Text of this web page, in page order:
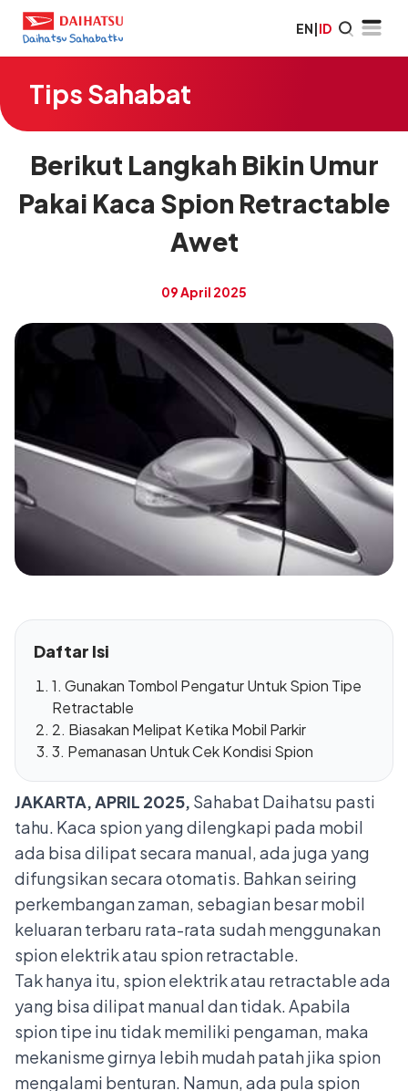
EN|ID
Tips Sahabat
Berikut Langkah Bikin Umur
Pakai Kaca Spion Retractable
Awet
09 April 2025
Daftar Isi
1. Gunakan Tombol Pengatur Untuk Spion Tipe
Retractable
2. Biasakan Melipat Ketika Mobil Parkir
3. Pemanasan Untuk Cek Kondisi Spion
JAKARTA, APRIL 2025, Sahabat Daihatsu pasti
tahu. Kaca spion yang dilengkapi pada mobil
ada bisa dilipat secara manual, ada juga yang
difungsikan secara otomatis. Bahkan seiring
perkembangan zaman, sebagian besar mobil
keluaran terbaru rata-rata sudah menggunakan
spion elektrik atau spion retractable.
Tak hanya itu, spion elektrik atau retractable ada
yang bisa dilipat manual dan tidak. Apabila
spion tipe inu tidak memiliki pengaman, maka
mekanisme girnya lebih mudah patah jika spion
mengalami benturan. Namun, ada pula spion